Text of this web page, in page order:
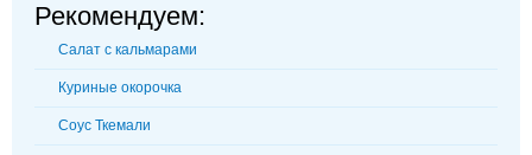
Рекомендуем:
Салат с кальмарами
Куриные окорочка
Соус Ткемали